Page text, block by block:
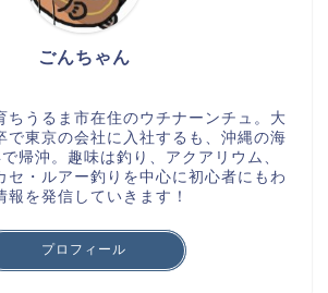
ごんちゃん
ちうるま市在住のウチナーンチュ。大
で東京の会社に入社するも、沖縄の海
帰沖。趣味は釣り、アクアリウム、
セ・ルアー釣りを中心に初心者にもわ
報を発信していきます！
プロフィール